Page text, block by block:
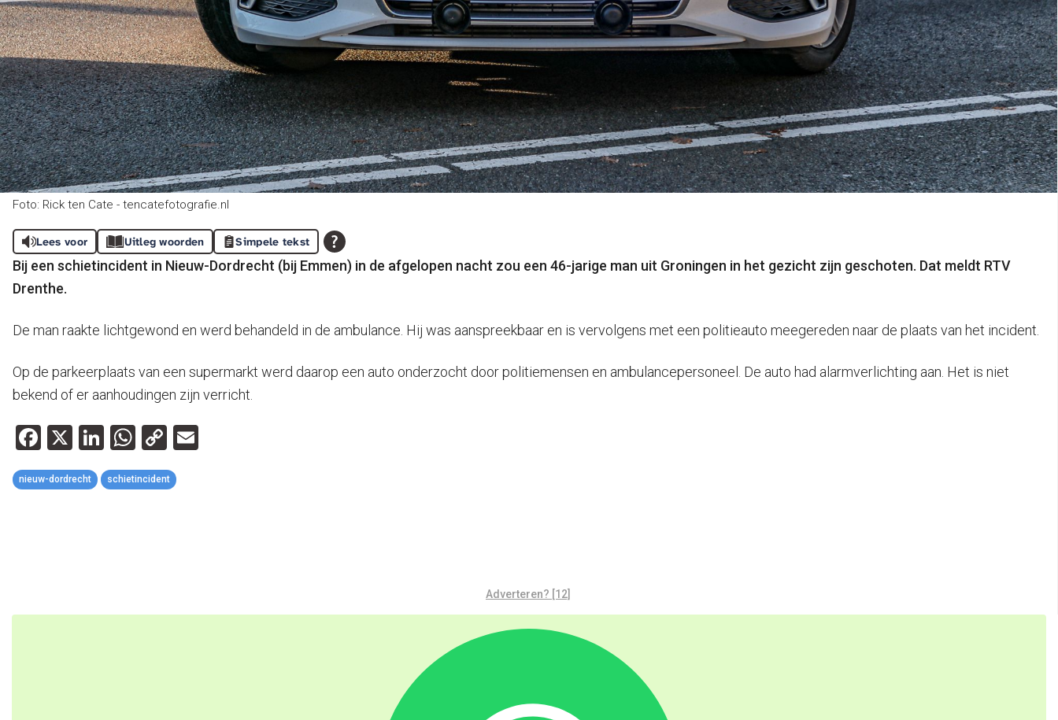
Foto: Rick ten Cate - tencatefotografie.nl
Lees voor Uitleg woorden Simpele tekst
Bij een schietincident in Nieuw-Dordrecht (bij Emmen) in de afgelopen nacht zou een 46-jarige man uit Groningen in het gezicht zijn geschoten. Dat meldt RTV
Drenthe.
De man raakte lichtgewond en werd behandeld in de ambulance. Hij was aanspreekbaar en is vervolgens met een politieauto meegereden naar de plaats van het incident.
Op de parkeerplaats van een supermarkt werd daarop een auto onderzocht door politiemensen en ambulancepersoneel. De auto had alarmverlichting aan. Het is niet
bekend of er aanhoudingen zijn verricht.
Facebook
X LinkedIn
WhatsApp
Copy
Link
nieuw-dordrecht schietincident
Adverteren? [12]